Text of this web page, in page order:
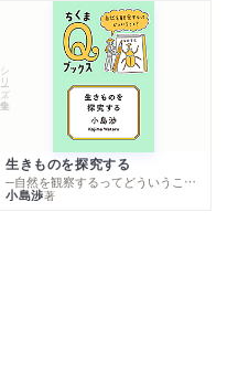
シリーズ・全集
生きものを探究する
─自然を観察するってどういうこと？
小島渉著